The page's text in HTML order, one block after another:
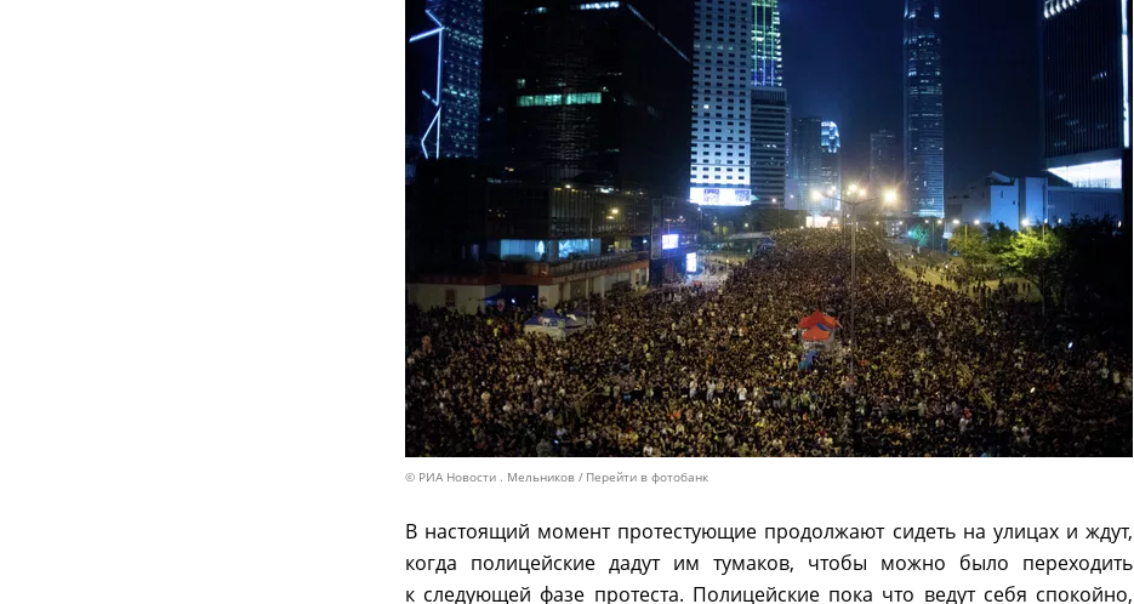
© РИА Новости . Мельников Перейти в фотобанк
В настоящий момент протестующие продолжают сидеть на улицах и ждут,
когда полицейские дадут им тумаков, чтобы можно было переходить
к следующей фазе протеста. Полицейские пока что ведут себя спокойно,